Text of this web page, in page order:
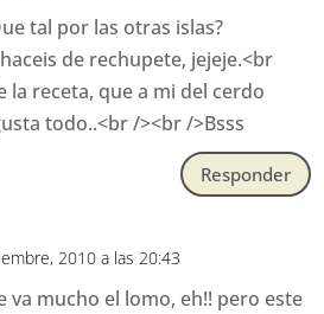
tal por las otras islas?
de rechupete, jejeje.<br
la receta, que a mi del cerdo
todo..<br /><br />Bsss
Responder
2010 a las 20:43
va mucho el lomo, eh!! pero este